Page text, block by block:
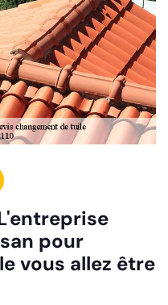
pour
vous allez être